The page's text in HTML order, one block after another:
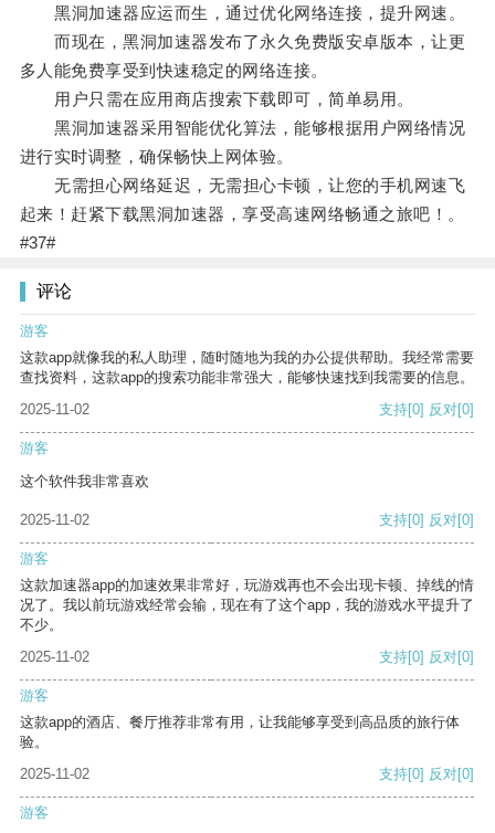
黑洞加速器应运而生，通过优化网络连接，提升网速。
而现在，黑洞加速器发布了永久免费版安卓版本，让更
多人能免费享受到快速稳定的网络连接。
用户只需在应用商店搜索下载即可，简单易用。
黑洞加速器采用智能优化算法，能够根据用户网络情况
进行实时调整，确保畅快上网体验。
无需担心网络延迟，无需担心卡顿，让您的手机网速飞
起来！赶紧下载黑洞加速器，享受高速网络畅通之旅吧！。
#37#
评论
游客
这款app就像我的私人助理，随时随地为我的办公提供帮助。我经常需要
查找资料，这款app的搜索功能非常强大，能够快速找到我需要的信息。
2025-11-02
支持[0] 反对[0]
游客
这个软件我非常喜欢
2025-11-02 支持[0] 反对[0]
游客
这款加速器app的加速效果非常好，玩游戏再也不会出现卡顿、掉线的情
况了。我以前玩游戏经常会输，现在有了这个app，我的游戏水平提升了
不少。
2025-11-02
支持[0] 反对[0]
游客
这款app的酒店、餐厅推荐非常有用，让我能够享受到高品质的旅行体
验。
2025-11-02
支持[0] 反对[0]
游客